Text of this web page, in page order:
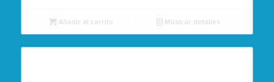
original
era:
27,23€.
es:
23,93€.
Añadir al carrito Mostrar detalles